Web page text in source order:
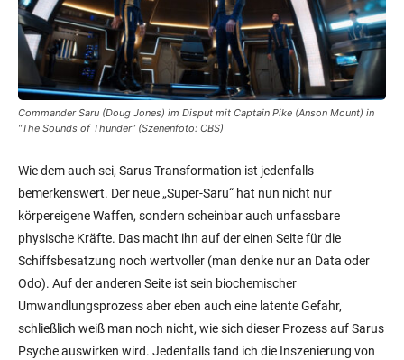
Commander Saru (Doug Jones) im Disput mit Captain Pike (Anson Mount) in
“The Sounds of Thunder” (Szenenfoto: CBS)
Wie dem auch sei, Sarus Transformation ist jedenfalls
bemerkenswert. Der neue „Super-Saru“ hat nun nicht nur
körpereigene Waffen, sondern scheinbar auch unfassbare
physische Kräfte. Das macht ihn auf der einen Seite für die
Schiffsbesatzung noch wertvoller (man denke nur an Data oder
Odo). Auf der anderen Seite ist sein biochemischer
Umwandlungsprozess aber eben auch eine latente Gefahr,
schließlich weiß man noch nicht, wie sich dieser Prozess auf Sarus
Psyche auswirken wird. Jedenfalls fand ich die Inszenierung von